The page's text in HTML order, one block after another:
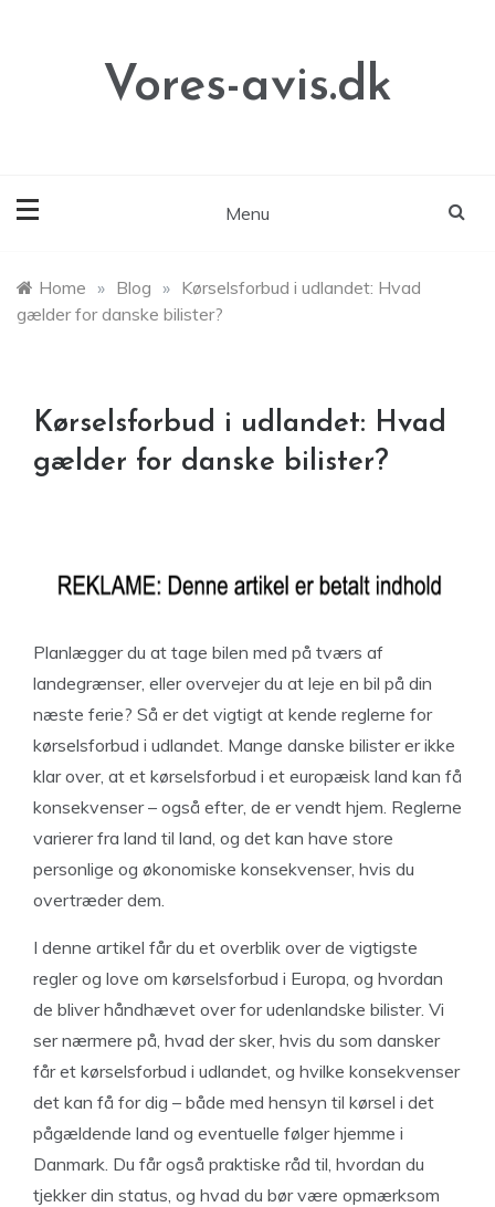
Vores-avis.dk
Menu
Home » Blog » Kørselsforbud i udlandet: Hvad
gælder for danske bilister?
Kørselsforbud i udlandet: Hvad
gælder for danske bilister?
Planlægger du at tage bilen med på tværs af
landegrænser, eller overvejer du at leje en bil på din
næste ferie? Så er det vigtigt at kende reglerne for
kørselsforbud i udlandet. Mange danske bilister er ikke
klar over, at et kørselsforbud i et europæisk land kan få
konsekvenser – også efter, de er vendt hjem. Reglerne
varierer fra land til land, og det kan have store
personlige og økonomiske konsekvenser, hvis du
overtræder dem.
I denne artikel får du et overblik over de vigtigste
regler og love om kørselsforbud i Europa, og hvordan
de bliver håndhævet over for udenlandske bilister. Vi
ser nærmere på, hvad der sker, hvis du som dansker
får et kørselsforbud i udlandet, og hvilke konsekvenser
det kan få for dig – både med hensyn til kørsel i det
pågældende land og eventuelle følger hjemme i
Danmark. Du får også praktiske råd til, hvordan du
tjekker din status, og hvad du bør være opmærksom